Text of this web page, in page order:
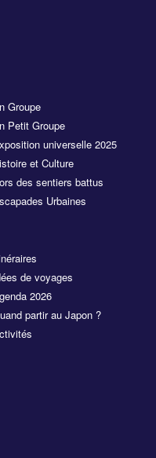
Groupe
Petit Groupe
universelle 2025
et Culture
des sentiers battus
Urbaines
de voyages
2026
partir au Japon ?